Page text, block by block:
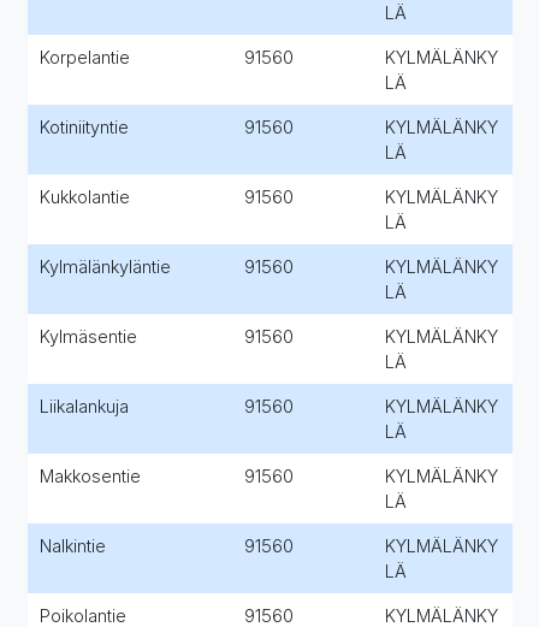
LÄ
Korpelantie 91560
KYLMÄLÄNKY
LÄ
Kotiniityntie 91560
KYLMÄLÄNKY
LÄ
Kukkolantie 91560
KYLMÄLÄNKY
LÄ
Kylmälänkyläntie 91560
KYLMÄLÄNKY
LÄ
Kylmäsentie 91560
KYLMÄLÄNKY
LÄ
Liikalankuja 91560
KYLMÄLÄNKY
LÄ
Makkosentie 91560
KYLMÄLÄNKY
LÄ
Nalkintie 91560
KYLMÄLÄNKY
LÄ
Poikolantie 91560
KYLMÄLÄNKY